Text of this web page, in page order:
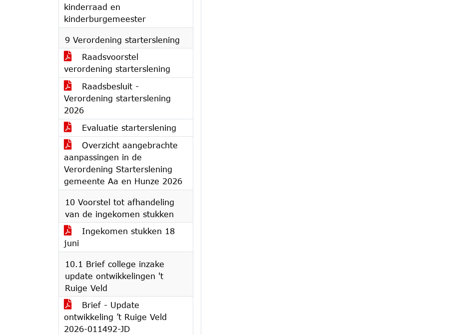
kinderraad en
kinderburgemeester
9 Verordening starterslening
Raadsvoorstel
verordening starterslening
Raadsbesluit -
Verordening starterslening
2026
Evaluatie starterslening
Overzicht aangebrachte
aanpassingen in de
Verordening Starterslening
gemeente Aa en Hunze 2026
10 Voorstel tot afhandeling
van de ingekomen stukken
Ingekomen stukken 18
juni
10.1 Brief college inzake
update ontwikkelingen 't
Ruige Veld
Brief - Update
ontwikkeling ’t Ruige Veld
2026-011492-JD